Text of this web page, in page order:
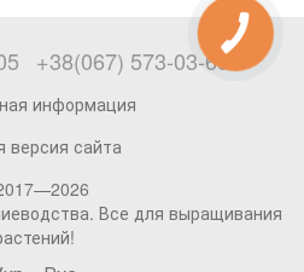
+38(067) 573-03-69
информация
версия сайта
Все для выращивания